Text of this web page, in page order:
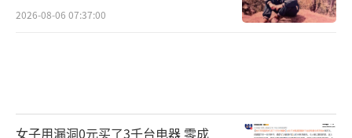
2026-08-06 07:37:00
女子用漏洞0元买了3千台电器 零成